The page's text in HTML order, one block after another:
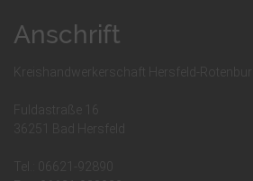
Anschrift
Kreishandwerkerschaft Hersfeld-Rotenburg
Fuldastraße 16
36251 Bad Hersfeld
Tel.: 06621-92890